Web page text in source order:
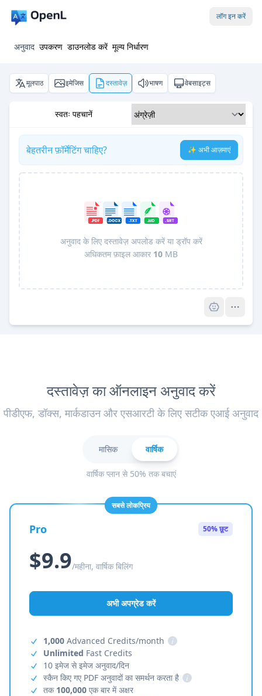
लॉग इन करें
अनुवाद उपकरण डाउनलोड करें मूल्य निर्धारण
मूलपाठ इमेजिस दस्तावेज़ भाषण वेबसाइट्स
स्वतः पहचानें
बेहतरीन फ़ॉर्मेटिंग चाहिए? ✨ अभी आज़माएं
अनुवाद के लिए दस्तावेज़ अपलोड करें या ड्रॉप करें
अधिकतम फ़ाइल आकार 10 MB
दस्तावेज़ का ऑनलाइन अनुवाद करें
पीडीएफ, डॉक्स, मार्कडाउन और एसआरटी के लिए सटीक एआई अनुवाद
मासिक वार्षिक
वार्षिक प्लान से 50% तक बचाएं
सबसे लोकप्रिय
Pro 50% छूट
$9.9/महीना, वार्षिक बिलिंग
अभी अपग्रेड करें
1,000 Advanced Credits/month
i
Unlimited Fast Credits
10 इमेज से इमेज अनुवाद/दिन
स्कैन किए गए PDF अनुवादों का समर्थन करता है
i
तक 100,000 एक बार में अक्षर